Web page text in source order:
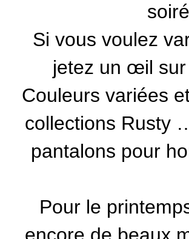
Si vous voulez
jetez un œil
Couleurs variées
collections Rusty
pantalons pour
Pour le